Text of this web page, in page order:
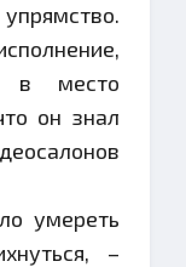
в место
он знал
умереть
–